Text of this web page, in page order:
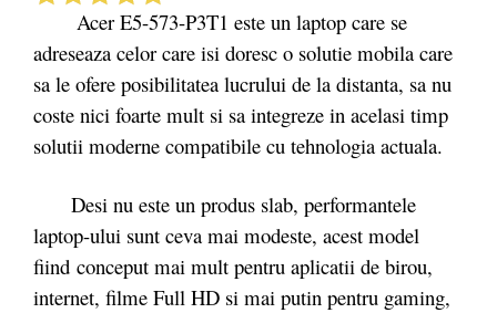
Acer E5-573-P3T1 este un laptop care se
adreseaza celor care isi doresc o solutie mobila care
sa le ofere posibilitatea lucrului de la distanta, sa nu
coste nici foarte mult si sa integreze in acelasi timp
solutii moderne compatibile cu tehnologia actuala.
Desi nu este un produs slab, performantele
laptop-ului sunt ceva mai modeste, acest model
fiind conceput mai mult pentru aplicatii de birou,
internet, filme Full HD si mai putin pentru gaming,